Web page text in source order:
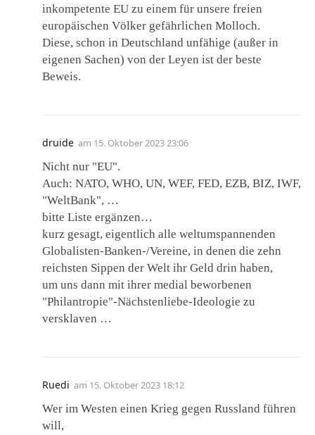
inkompetente EU zu einem für unsere freien
europäischen Völker gefährlichen Molloch.
Diese, schon in Deutschland unfähige (außer in
eigenen Sachen) von der Leyen ist der beste
Beweis.
druide am 15. Oktober 2023 23:06
Nicht nur "EU".
Auch: NATO, WHO, UN, WEF, FED, EZB, BIZ, IWF,
"WeltBank", …
bitte Liste ergänzen…
kurz gesagt, eigentlich alle weltumspannenden
Globalisten-Banken-/Vereine, in denen die zehn
reichsten Sippen der Welt ihr Geld drin haben,
um uns dann mit ihrer medial beworbenen
"Philantropie"-Nächstenliebe-Ideologie zu
versklaven …
Ruedi am 15. Oktober 2023 18:12
Wer im Westen einen Krieg gegen Russland führen
will,